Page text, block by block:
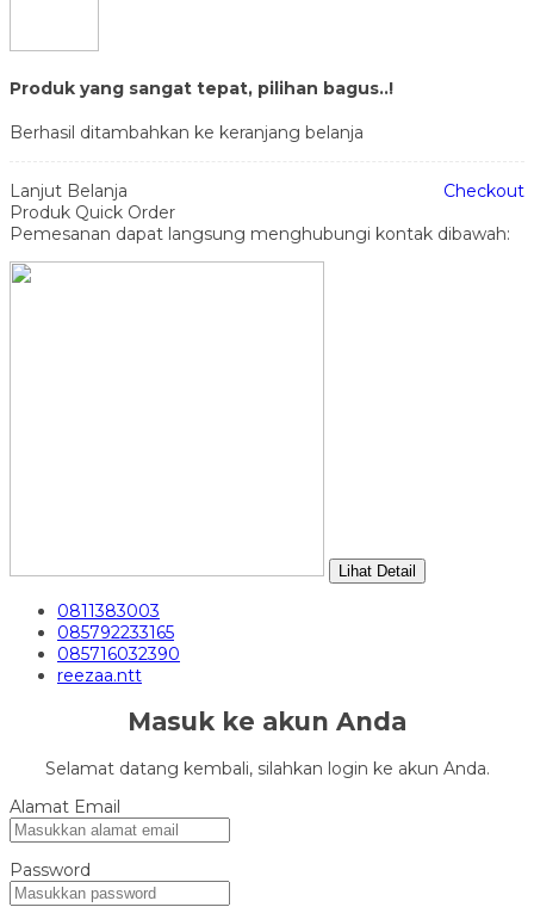
Produk yang sangat tepat, pilihan bagus..!
Berhasil ditambahkan ke keranjang belanja
Lanjut Belanja
Checkout
Produk Quick Order
Pemesanan dapat langsung menghubungi kontak dibawah:
Lihat Detail
0811383003
085792233165
085716032390
reezaa.ntt
Masuk ke akun Anda
Selamat datang kembali, silahkan login ke akun Anda.
Alamat Email
Password